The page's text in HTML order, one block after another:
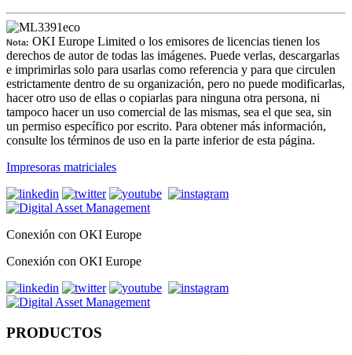
Nota: OKI Europe Limited o los emisores de licencias tienen los
derechos de autor de todas las imágenes. Puede verlas, descargarlas
e imprimirlas solo para usarlas como referencia y para que circulen
estrictamente dentro de su organización, pero no puede modificarlas,
hacer otro uso de ellas o copiarlas para ninguna otra persona, ni
tampoco hacer un uso comercial de las mismas, sea el que sea, sin
un permiso específico por escrito. Para obtener más información,
consulte los términos de uso en la parte inferior de esta página.
Impresoras matriciales
Conexión con OKI Europe
Conexión con OKI Europe
PRODUCTOS